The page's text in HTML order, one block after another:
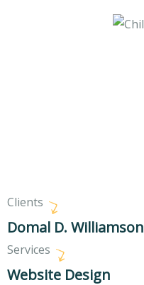
Clients
Domal D. Williamson
Services
Website Design